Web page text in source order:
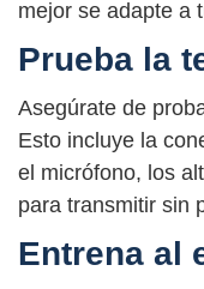
mejor se adapte a
Prueba la
Asegúrate de
Esto incluye la
el micrófono, los
para transmitir sin
Entrena al